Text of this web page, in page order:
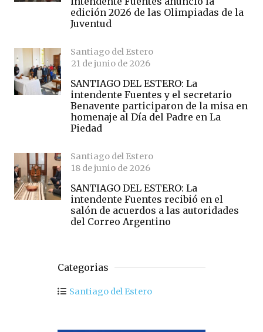
edición 2026 de las Olimpiadas de la
Juventud
Santiago del Estero
21 de junio de 2026
SANTIAGO DEL ESTERO: La
intendente Fuentes y el secretario
Benavente participaron de la misa en
homenaje al Día del Padre en La
Piedad
Santiago del Estero
18 de junio de 2026
SANTIAGO DEL ESTERO: La
intendente Fuentes recibió en el
salón de acuerdos a las autoridades
del Correo Argentino
Categorias
Santiago del Estero